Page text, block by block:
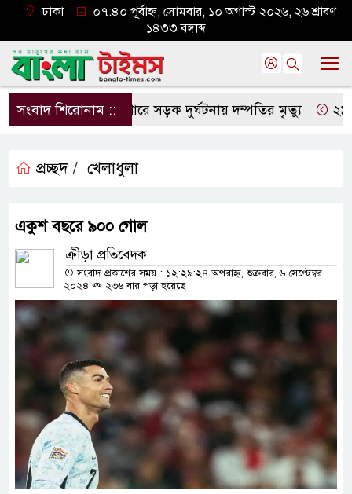
ঢাকা
০৭:৪০ পূর্বাহ্ন, সোমবার, ১০ অগাস্ট ২০২৬, ২৬ শ্রাবণ
১৪৩৩ বঙ্গাব্দ
সংবাদ শিরোনাম ::যশোরে সড়ক দুর্ঘটনায় দম্পতির মৃত্যু ২৯ বছর
প্রচ্ছদ / খেলাধুলা
একুশ বছরে ৯০০ গোল
ক্রীড়া প্রতিবেদক
সংবাদ প্রকাশের সময় : ১২:২৯:২৪ অপরাহ্ন, শুক্রবার, ৬ সেপ্টেম্বর
২০২৪
২৩৬ বার পড়া হয়েছে